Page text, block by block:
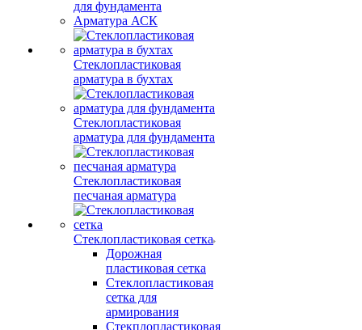
для фундамента
Арматура АСК
Стеклопластиковая
арматура в бухтах
Стеклопластиковая
арматура для фундамента
Стеклопластиковая
песчаная арматура
Стеклопластиковая сетка
Дорожная
пластиковая сетка
Стеклопластиковая
сетка для
армирования
Стекплопластиковая